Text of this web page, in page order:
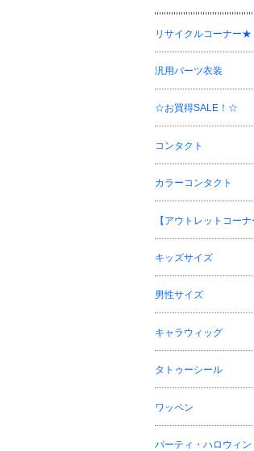
リサイクルコーナー★
汎用パーツ衣装
☆お買得SALE！☆
コンタクト
カラーコンタクト
【アウトレットコーナ
キッズサイズ
男性サイズ
キャラウィッグ
タトゥーシール
ワッペン
パーティ・ハロウィン